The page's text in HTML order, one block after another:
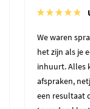
We waren
het zijn als je
inhuurt. Alles
afspraken,
een resultaat